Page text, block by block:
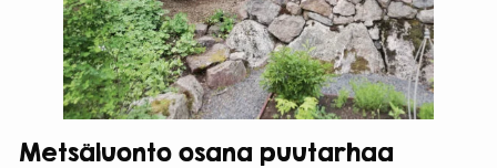
Metsäluonto osana puutarhaa